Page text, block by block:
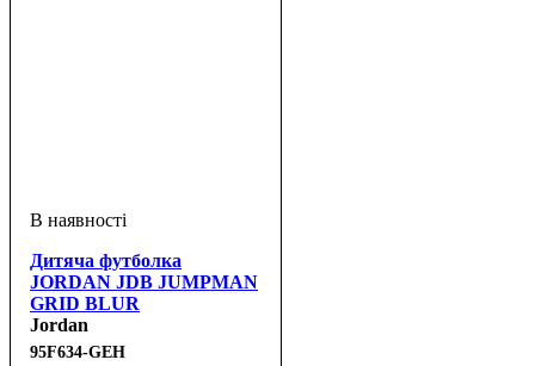
Дитяча футболка
JORDAN JDB JUMPMAN
GRID BLUR
Jordan
95F634-GEH